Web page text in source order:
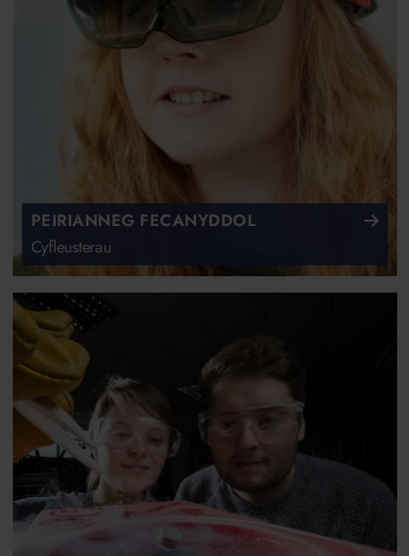
PEIRIANNEG FECANYDDOL
Cyfleusterau